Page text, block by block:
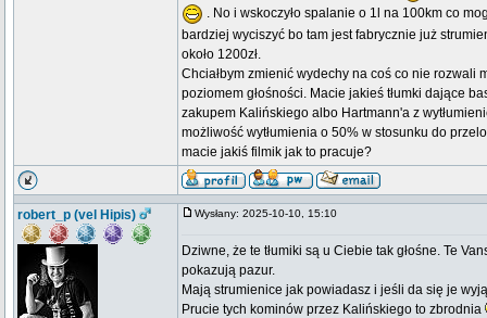
. No i wskoczyło spalanie o 1l na 100km co
bardziej wyciszyć bo tam jest fabrycznie już
około 1200zł.
Chciałbym zmienić wydechy na coś co nie rozwali
poziomem głośności. Macie jakieś tłumki dające
zakupem Kalińskiego albo Hartmann'a z
możliwość wytłumienia o 50% w stosunku do
macie jakiś filmik jak to pracuje?
robert_p (vel Hipis) Wysłany: 2025-10-10, 15:10
Dziwne, że te tłumiki są u Ciebie tak głośne. Te
pokazują pazur.
Mają strumienice jak powiadasz i jeśli da się je
Prucie tych kominów przez Kalińskiego to zbrodnia